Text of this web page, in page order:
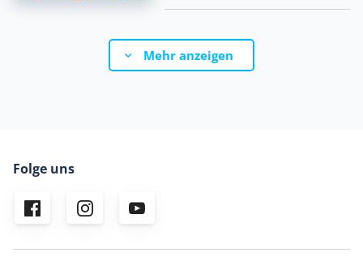
Mehr anzeigen
Folge uns